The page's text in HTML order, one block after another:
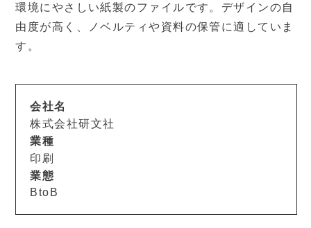
環境にやさしい紙製のファイルです。デザインの自
由度が高く、ノベルティや資料の保管に適していま
す。
会社名
株式会社研文社
業種
印刷
業態
BtoB